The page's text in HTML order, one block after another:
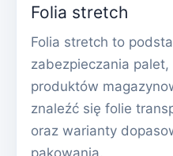
Folia stretch
Folia stretch to
zabezpieczania
produktów
znaleźć się folie
oraz warianty
pakowania.